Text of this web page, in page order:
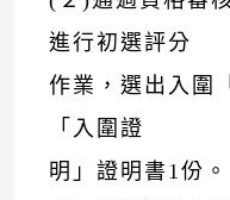
進行初選評分
作業，選出入圍
「入圍證
明」證明書1份。